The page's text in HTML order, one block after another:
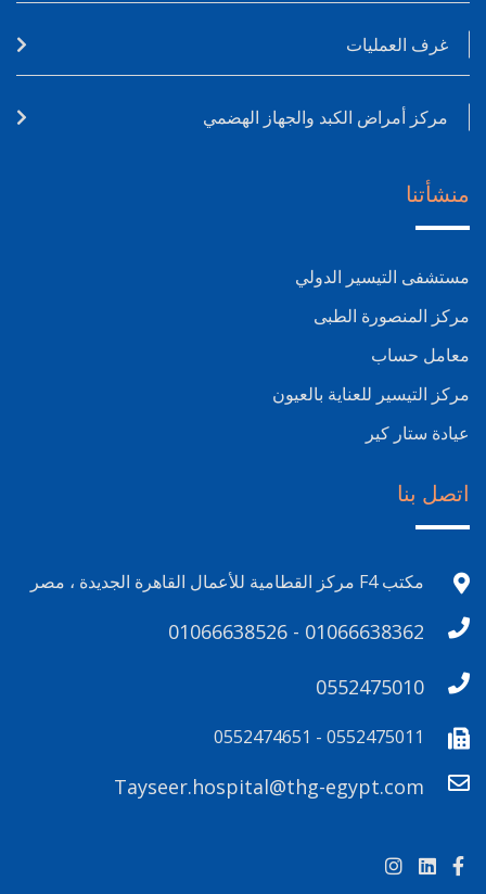
غرف العمليات
مركز أمراض الكبد والجهاز الهضمي
منشأتنا
مستشفى التيسير الدولي
مركز المنصورة الطبى
معامل حساب
مركز التيسير للعناية بالعيون
عيادة ستار كير
اتصل بنا
مكتب F4 مركز القطامية للأعمال القاهرة الجديدة ، مصر
01066638526 - 01066638362
0552475010
0552475011 - 0552474651
Tayseer.hospital@thg-egypt.com